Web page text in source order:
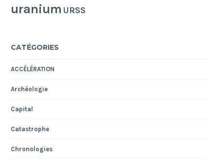
uranium URSS
CATÉGORIES
ACCÉLÉRATION
Archéologie
Capital
Catastrophe
Chronologies